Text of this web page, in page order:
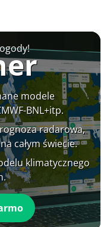
modele
BNL+itp.
radarowa,
całym świecie.
klimatycznego